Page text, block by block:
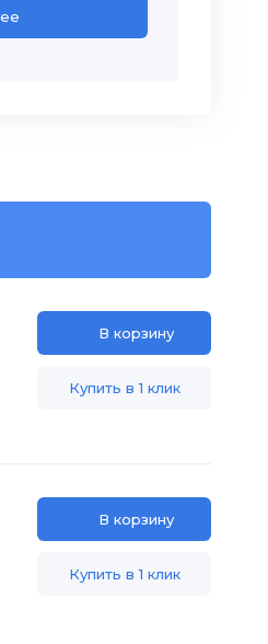
В корзину
Купить в 1 клик
В корзину
Купить в 1 клик